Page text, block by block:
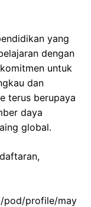
yang
dengan
untuk
dan
terus berupaya
daya
global.
pod/profile/may